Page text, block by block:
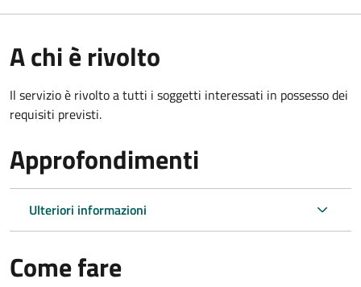
A chi è rivolto
Il servizio è rivolto a tutti i soggetti interessati in possesso dei
requisiti previsti.
Approfondimenti
Ulteriori informazioni
Come fare